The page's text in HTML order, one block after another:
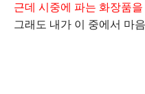
근데 시중에 파는 화장품
그래도 내가 이 중에서 마